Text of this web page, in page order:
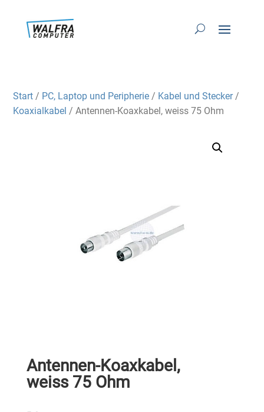
Start / PC, Laptop und Peripherie / Kabel und Stecker/
Koaxialkabel / Antennen-Koaxkabel, weiss 75 Ohm
Antennen-Koaxkabel,
weiss 75 Ohm